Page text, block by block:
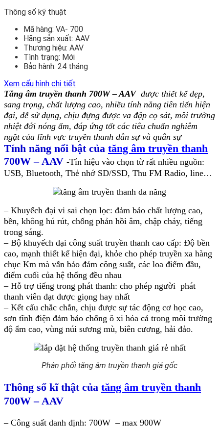
Thông số kỹ thuật
Mã hàng: VA- 700
Hãng sản xuất: AAV
Thương hiệu: AAV
Tình trạng: Mới
Bảo hành: 24 tháng
Xem cấu hình chi tiết
Tăng âm truyền thanh 700W – AAV được thiết kế đẹp,
sang trọng, chất lượng cao, nhiều tính năng tiên tiến hiện
đại, dễ sử dụng, chịu đựng được va đập cọ sát, môi trường
nhiệt đới nóng ẩm, đáp ứng tốt các tiêu chuẩn nghiêm
ngặt của lĩnh vực truyền thanh dân sự và quân sự
Tính năng nổi bật của tăng âm truyền thanh
700W – AAV -Tín hiệu vào chọn từ rất nhiều nguồn:
USB, Bluetooth, Thẻ nhớ SD/SSD, Thu FM Radio, line…
– Khuyếch đại vi sai chọn lọc: đảm bảo chất lượng cao,
bền, không hú rút, chống phản hồi âm, chập cháy, tiếng
trong sáng.
– Bộ khuyếch đại công suất truyền thanh cao cấp: Độ bền
cao, mạnh thiết kế hiện đại, khỏe cho phép truyền xa hàng
chục Km mà vẫn bảo đảm công suất, các loa điểm đầu,
điểm cuối của hệ thống đều nhau
– Hỗ trợ tiếng trong phát thanh: cho phép người phát
thanh viên đạt được giọng hay nhất
– Kết cấu chắc chắn, chịu được sự tác động cơ học cao,
sơn tĩnh điện đảm bảo chống ô xi hóa cả trong môi trường
độ ẩm cao, vùng núi sương mù, biên cương, hải đảo.
Phân phối tăng âm truyền thanh giá gốc
Thông số kĩ thật của tăng âm truyền thanh
700W – AAV
– Công suất danh định: 700W – max 900W